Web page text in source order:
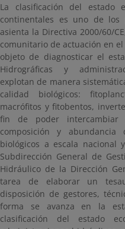
La clasificación del estado
continentales es uno de
asienta la Directiva 2000/60/
comunitario de actuación en
objeto de diagnosticar el
Hidrográficas y
explotan de manera
calidad biológicos:
macrófitos y fitobentos,
fin de poder intercambiar
composición y
biológicos a escala nacional
Subdirección General de
Hidráulico de la Dirección
tarea de elaborar un
disposición de gestores,
forma se avanza en la
clasificación del estado